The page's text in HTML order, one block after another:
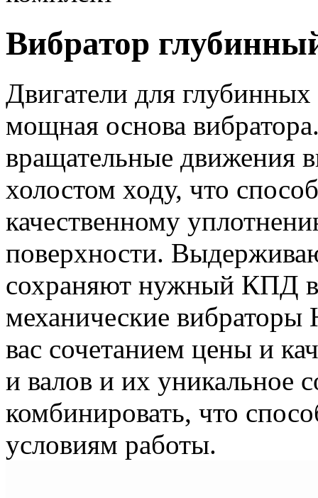
Вибратор
Двигатели для
мощная основа
вращательные движения
холостом ходу, что
качественному
поверхности.
сохраняют нужный КПД
механические
вас сочетанием цены и
и валов и их уникальное
комбинировать, что
условиям работы.